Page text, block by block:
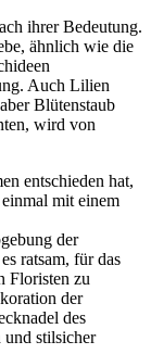
ihrer Bedeutung.
ähnlich wie die
Auch Lilien
Blütenstaub
wird von
entschieden hat,
mit einem
der
ratsam, für das
Floristen zu
der
des
und stilsicher